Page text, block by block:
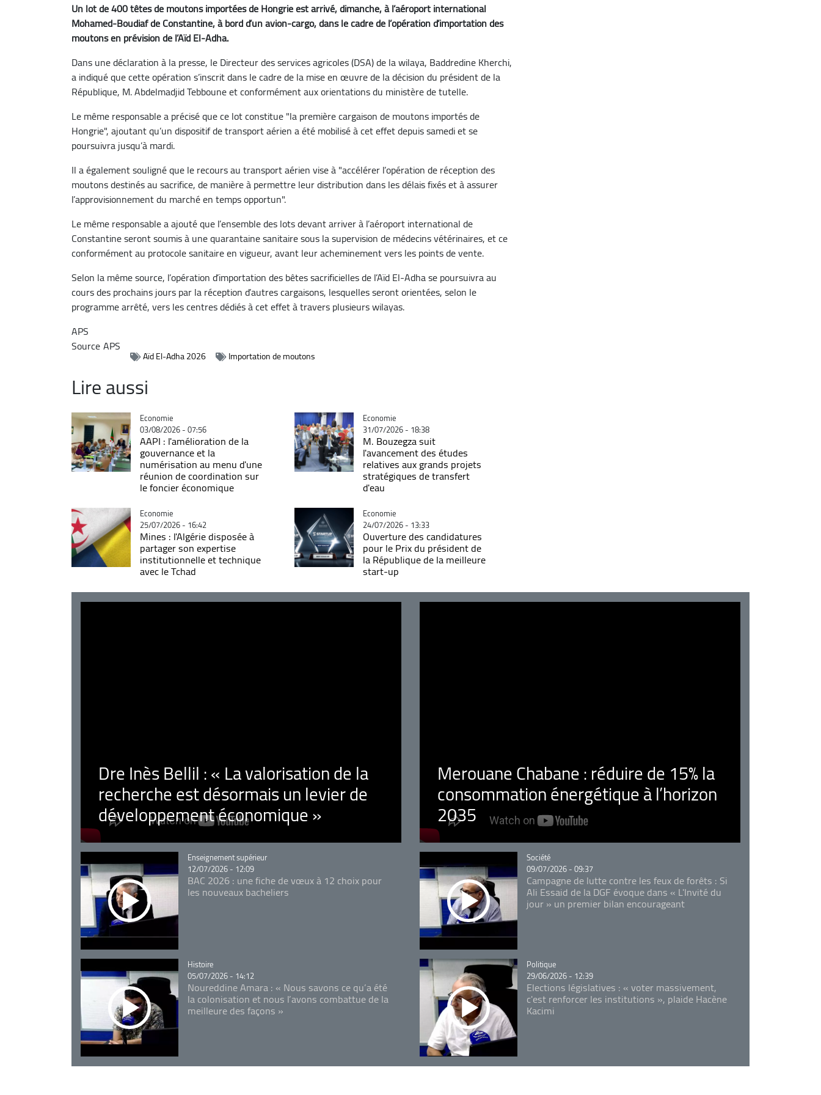
Un lot de 400 têtes de moutons importées de Hongrie est arrivé, dimanche, à l’aéroport international
Mohamed-Boudiaf de Constantine, à bord d’un avion-cargo, dans le cadre de l’opération d’importation des
moutons en prévision de l’Aïd El-Adha.
Dans une déclaration à la presse, le Directeur des services agricoles (DSA) de la wilaya, Baddredine Kherchi,
a indiqué que cette opération s’inscrit dans le cadre de la mise en œuvre de la décision du président de la
République, M. Abdelmadjid Tebboune et conformément aux orientations du ministère de tutelle.
Le même responsable a précisé que ce lot constitue "la première cargaison de moutons importés de
Hongrie", ajoutant qu’un dispositif de transport aérien a été mobilisé à cet effet depuis samedi et se
poursuivra jusqu’à mardi.
Il a également souligné que le recours au transport aérien vise à "accélérer l’opération de réception des
moutons destinés au sacrifice, de manière à permettre leur distribution dans les délais fixés et à assurer
l’approvisionnement du marché en temps opportun".
Le même responsable a ajouté que l’ensemble des lots devant arriver à l’aéroport international de
Constantine seront soumis à une quarantaine sanitaire sous la supervision de médecins vétérinaires, et ce
conformément au protocole sanitaire en vigueur, avant leur acheminement vers les points de vente.
Selon la même source, l’opération d’importation des bêtes sacrificielles de l’Aïd El-Adha se poursuivra au
cours des prochains jours par la réception d’autres cargaisons, lesquelles seront orientées, selon le
programme arrêté, vers les centres dédiés à cet effet à travers plusieurs wilayas.
APS
SourceAPS
Aïd El-Adha 2026 Importation de moutons
Lire aussi
Catégorie
Economie
03/08/2026 - 07:56
AAPI : l'amélioration de la
gouvernance et la
numérisation au menu d'une
réunion de coordination sur
le foncier économique
Catégorie
Economie
31/07/2026 - 18:38
M. Bouzegza suit
l'avancement des études
relatives aux grands projets
stratégiques de transfert
d'eau
Catégorie
Economie
25/07/2026 - 16:42
Mines : l'Algérie disposée à
partager son expertise
institutionnelle et technique
avec le Tchad
Catégorie
Economie
24/07/2026 - 13:33
Ouverture des candidatures
pour le Prix du président de
la République de la meilleure
start-up
Dre Inès Bellil : « La valorisation de la
recherche est désormais un levier de
développement économique »
Merouane Chabane : réduire de 15% la
consommation énergétique à l’horizon
2035
Catégorie
Enseignement supérieur
12/07/2026 - 12:09
BAC 2026 : une fiche de vœux à 12 choix pour
les nouveaux bacheliers
Catégorie
Société
09/07/2026 - 09:37
Campagne de lutte contre les feux de forêts : Si
Ali Essaid de la DGF évoque dans « L'Invité du
jour » un premier bilan encourageant
Catégorie
Histoire
05/07/2026 - 14:12
Noureddine Amara : « Nous savons ce qu’a été
la colonisation et nous l’avons combattue de la
meilleure des façons »
Catégorie
Politique
29/06/2026 - 12:39
Elections législatives : « voter massivement,
c'est renforcer les institutions », plaide Hacène
Kacimi